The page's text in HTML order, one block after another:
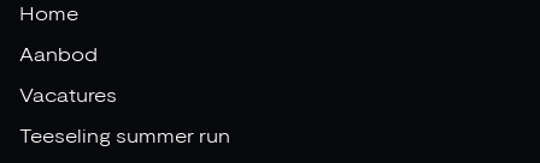
Home
Aanbod
Vacatures
Teeseling summer run